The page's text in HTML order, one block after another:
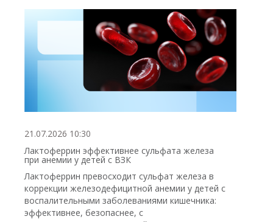
21.07.2026 10:30
Лактоферрин эффективнее сульфата железа
при анемии у детей с ВЗК
Лактоферрин превосходит сульфат железа в
коррекции железодефицитной анемии у детей с
воспалительными заболеваниями кишечника:
эффективнее, безопаснее, с